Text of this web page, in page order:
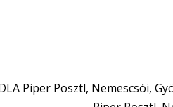
Piper Posztl, Nemescsói,